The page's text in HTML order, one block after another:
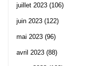
juillet 2023 (106)
juin 2023 (122)
mai 2023 (96)
avril 2023 (88)